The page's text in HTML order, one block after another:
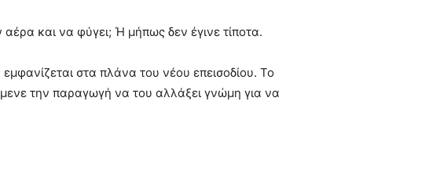
και να φύγει; Ή μήπως δεν έγινε τίποτα.
στα πλάνα του νέου επεισοδίου. Το
την παραγωγή να του αλλάξει γνώμη για να